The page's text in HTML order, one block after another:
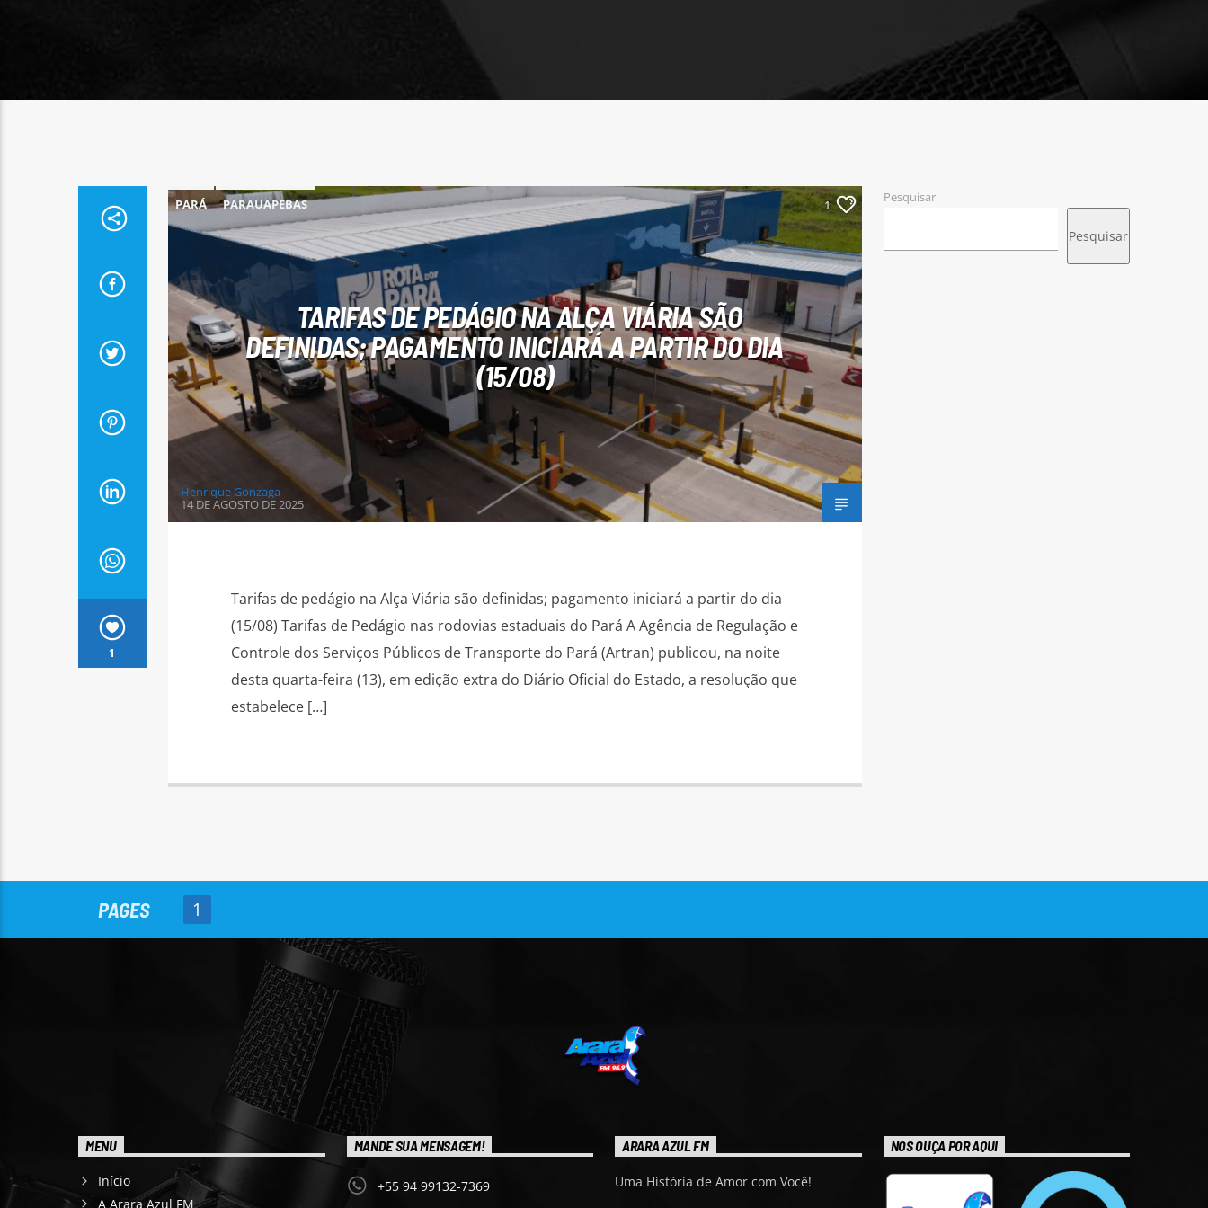
1
PARÁ PARAUAPEBAS 1
TARIFAS DE PEDÁGIO NA ALÇA VIÁRIA SÃO
DEFINIDAS; PAGAMENTO INICIARÁ A PARTIR DO DIA
(15/08)
Henrique Gonzaga
14 DE AGOSTO DE 2025
Tarifas de pedágio na Alça Viária são definidas; pagamento iniciará a partir do dia
(15/08) Tarifas de Pedágio nas rodovias estaduais do Pará A Agência de Regulação e
Controle dos Serviços Públicos de Transporte do Pará (Artran) publicou, na noite
desta quarta-feira (13), em edição extra do Diário Oficial do Estado, a resolução que
estabelece […]
Pesquisar
Pesquisar
PAGES 1
MENU
Início
A Arara Azul FM
MANDE SUA MENSAGEM!
+55 94 99132-7369
ARARA AZUL FM
Uma História de Amor com Você!
NOS OUÇA POR AQUI